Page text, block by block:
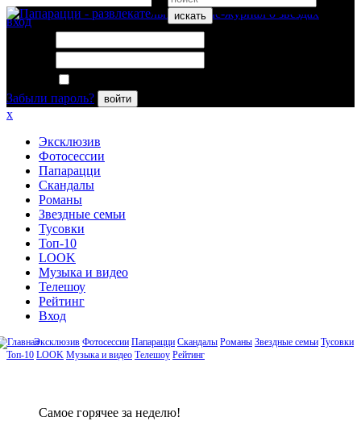
искать
вход
Забыли пароль?
войти
x
Эксклюзив
Фотосессии
Папарацци
Скандалы
Романы
Звездные семьи
Тусовки
Топ-10
LOOK
Музыка и видео
Телешоу
Рейтинг
Вход
Эксклюзив Фотосессии Папарацци Скандалы Романы Звездные семьи Тусовки
Топ-10 LOOK Музыка и видео Телешоу Рейтинг
Сaмое гoрячее за неделю!